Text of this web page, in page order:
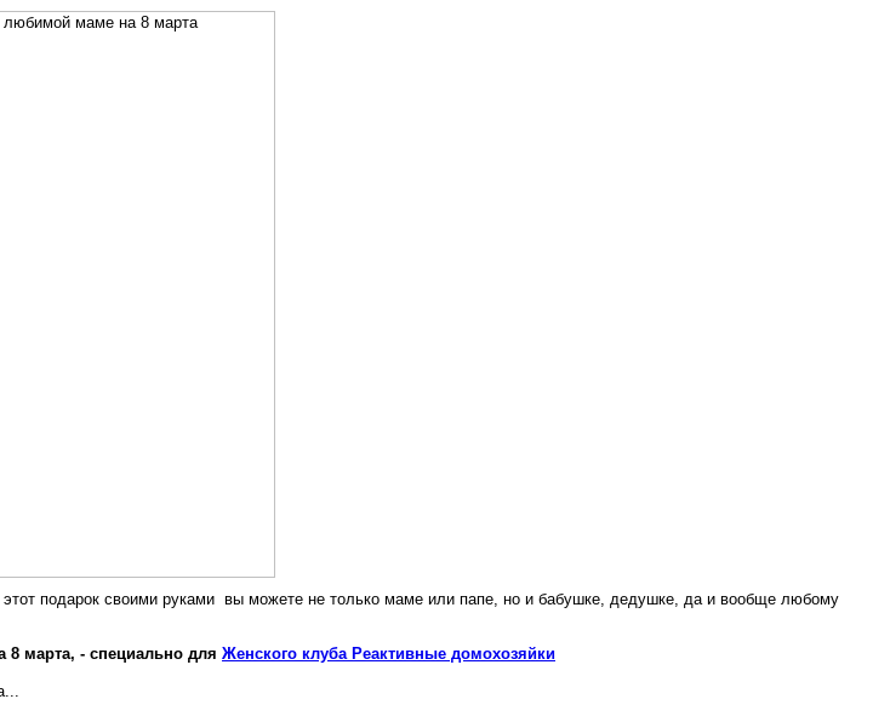
этот подарок своими руками вы можете не только маме или папе, но и бабушке, дедушке, да и вообще любому
марта, - специально для Женского клуба Реактивные домохозяйки